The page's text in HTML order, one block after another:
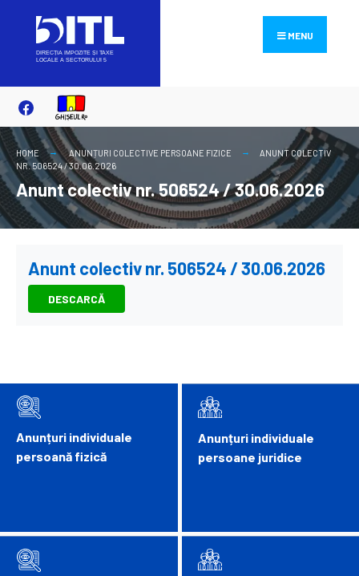
content
MENU
HOME ANUNȚURI COLECTIVE PERSOANE FIZICE
ANUNT COLECTIV
NR. 506524 / 30.06.2026
Anunt colectiv nr. 506524 / 30.06.2026
Anunt colectiv nr. 506524 / 30.06.2026
DESCARCĂ
Anunțuri individuale
persoană fizică
Anunțuri individuale
persoane juridice
for: